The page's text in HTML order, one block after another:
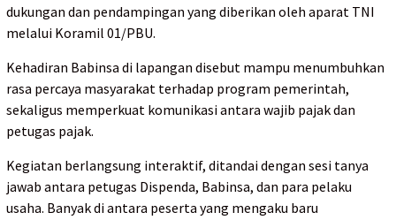
dukungan dan pendampingan yang diberikan oleh aparat TNI
melalui Koramil 01/PBU.
Kehadiran Babinsa di lapangan disebut mampu menumbuhkan
rasa percaya masyarakat terhadap program pemerintah,
sekaligus memperkuat komunikasi antara wajib pajak dan
petugas pajak.
Kegiatan berlangsung interaktif, ditandai dengan sesi tanya
jawab antara petugas Dispenda, Babinsa, dan para pelaku
usaha. Banyak di antara peserta yang mengaku baru